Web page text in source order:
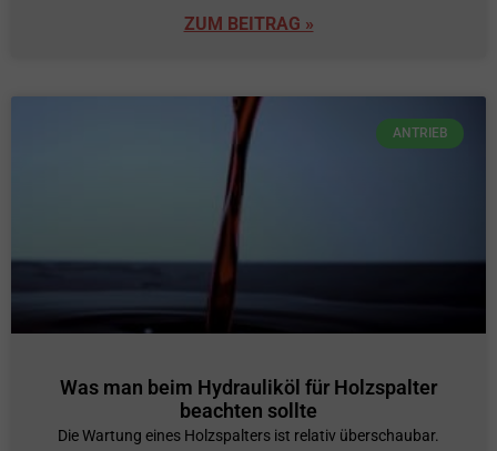
ZUM BEITRAG »
ANTRIEB
Was man beim Hydrauliköl für Holzspalter
beachten sollte
Die Wartung eines Holzspalters ist relativ überschaubar.